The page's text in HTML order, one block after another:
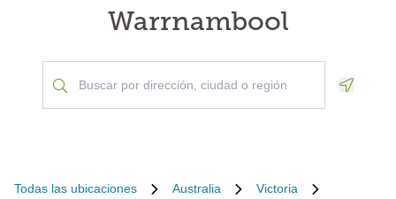
Warrnambool
Todas las ubicaciones Australia
Victoria